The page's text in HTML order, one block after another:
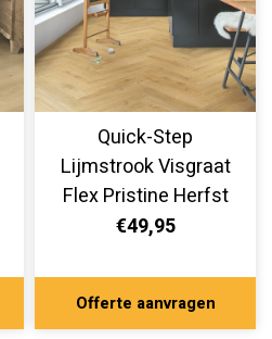
Quick-Step
Lijmstrook Visgraat
Flex Pristine Herfst
Eik Honing
€49,95
Offerte aanvragen